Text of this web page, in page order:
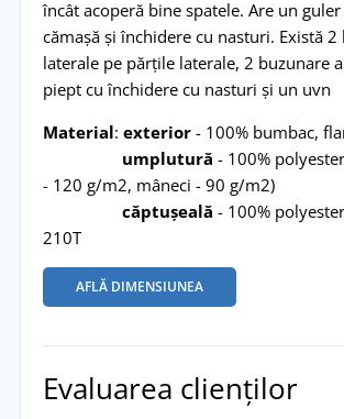
încât acoperă bine spatele. Are un
cămașă și închidere cu nasturi. Există 2
laterale pe părțile laterale, 2 buzunare
piept cu închidere cu nasturi și un uvn
Material: exterior- 100% bumbac,
umplutură - 100%
- 120 g/m2, mâneci - 90 g/m2)
căptușeală - 100%
210T
AFLĂ DIMENSIUNEA
Evaluarea clienților